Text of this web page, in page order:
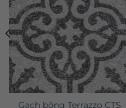
Gạch bông Terrazzo CTS